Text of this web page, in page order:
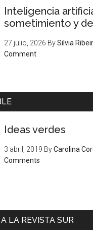
Inteligencia
sometimiento y
27 julio, 2026 BySilvia
Comment
Ideas verdes
3 abril, 2019 ByCarolina
Comments
LA REVISTA SUR